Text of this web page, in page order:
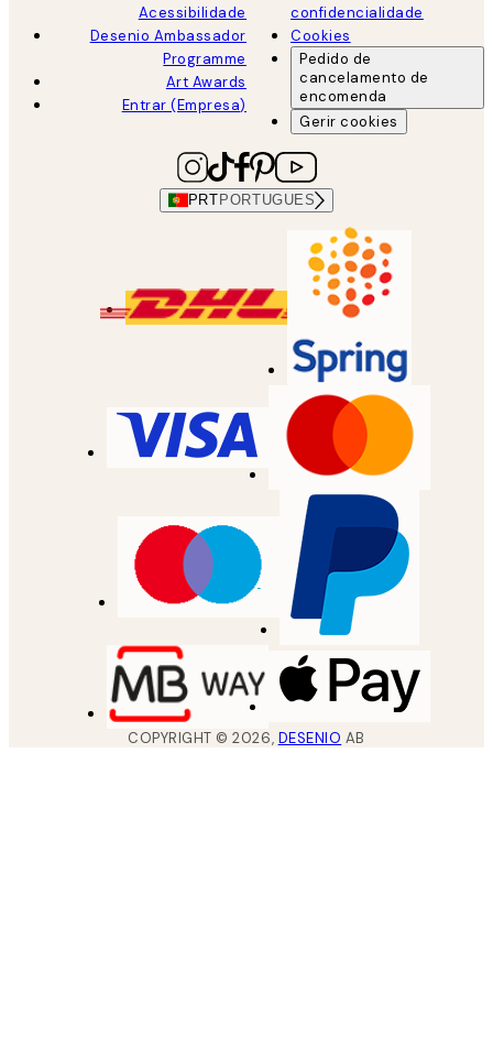
Acessibilidade
Desenio Ambassador
Programme
Art Awards
Entrar (Empresa)
confidencialidade
Cookies
Pedido de
cancelamento de
encomenda
Gerir cookies
PRT PORTUGUES
COPYRIGHT ©2026, DESENIO AB